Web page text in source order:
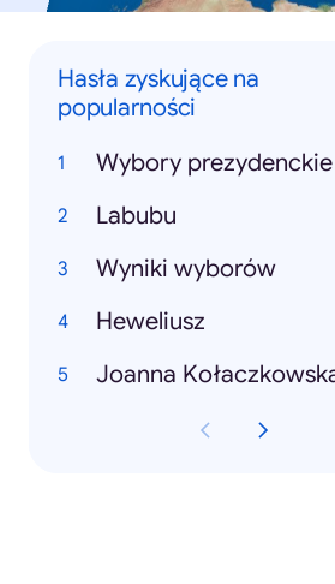
Hasła zyskujące na
popularności
Wybory prezydenckie
Labubu
Wyniki wyborów
Heweliusz
Joanna